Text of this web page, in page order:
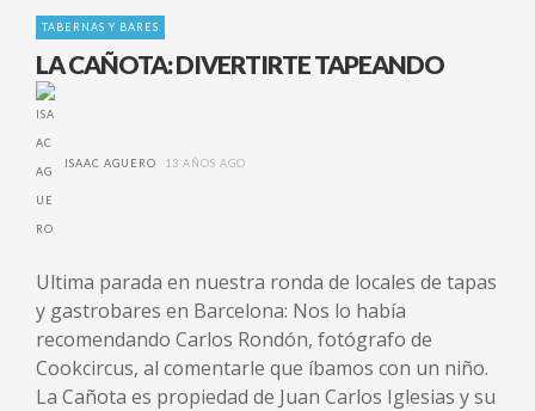
TABERNAS Y BARES
LA CAÑOTA: DIVERTIRTE TAPEANDO
ISAAC AGUERO 13 AÑOS AGO
Ultima parada en nuestra ronda de locales de tapas
y gastrobares en Barcelona: Nos lo había
recomendando Carlos Rondón, fotógrafo de
Cookcircus, al comentarle que íbamos con un niño.
La Cañota es propiedad de Juan Carlos Iglesias y su